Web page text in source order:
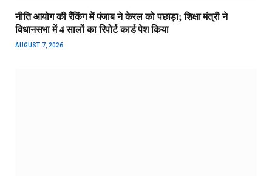
नीति आयोग की रैंकिंग में पंजाब ने केरल को पछाड़ा; शिक्षा मंत्री ने
विधानसभा में 4 सालों का रिपोर्ट कार्ड पेश किया
AUGUST 7, 2026